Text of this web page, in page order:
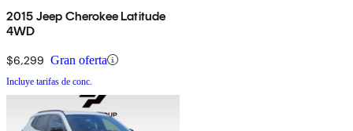
2015 Jeep Cherokee Latitude
4WD
$6,299 Gran oferta
Incluye tarifas de conc.